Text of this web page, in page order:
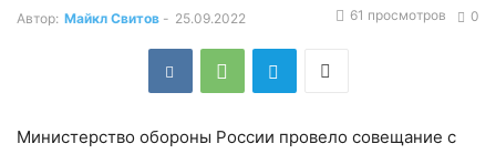
Автор: Майкл Свитов - 25.09.2022 0
61 просмотров
Министерство обороны России провело совещание с